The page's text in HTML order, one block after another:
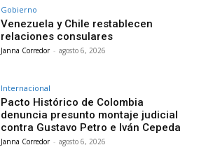
Gobierno
Venezuela y Chile restablecen
relaciones consulares
Janna Corredor - agosto 6, 2026
Internacional
Pacto Histórico de Colombia
denuncia presunto montaje judicial
contra Gustavo Petro e Iván Cepeda
Janna Corredor - agosto 6, 2026